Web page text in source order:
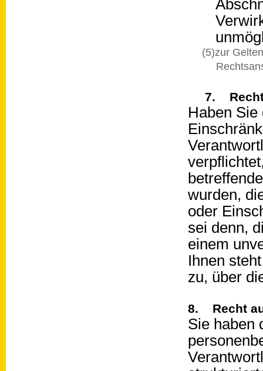
(5)zur
7. Recht
Haben
wurden,
oder
sei denn,
einem
Ihnen
zu, über
8. Recht
Sie haben